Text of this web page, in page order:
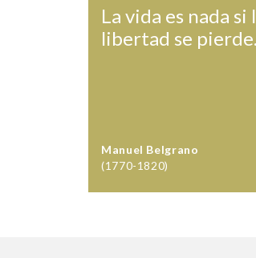
La vida es nada si
libertad se pierde.
Manuel Belgrano
(1770-1820)